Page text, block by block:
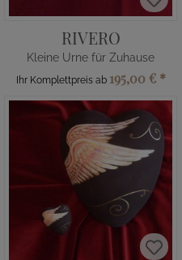
RIVERO
Kleine Urne für Zuhause
Ihr Komplettpreis ab 195,00 € *